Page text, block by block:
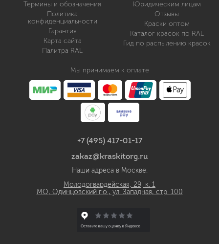
Термины и обозначения
Политика
конфиденциальности
Гарантия
Карта сайта
Палитра RAL
Юридическим лицам
Отзывы
Краски оптом
Каталог красок по RAL
Гид по распылению красок
Мы принимаем к оплате
+7 (495) 417-01-17
zakaz@kraskitorg.ru
Наши адреса в Москве:
Молодогвардейская, 29, к. 1
МО, Одинцовский г.о., ул. Западная, стр. 100